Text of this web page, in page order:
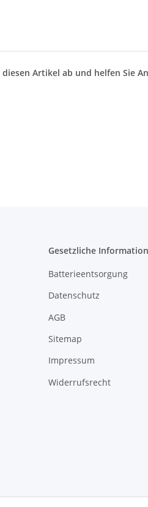
Artikel ab und helfen Sie
Gesetzliche
Batterieentsorgung
Datenschutz
AGB
Sitemap
Impressum
Widerrufsrecht